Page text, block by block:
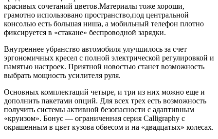
красивых сочетаний цветов.Материалы тоже хороши,
грамотно использовано пространство,под центральной
консолью есть большая ниша, а мобильный телефон плотно
фиксируется в «стакане» беспроводной зарядки.
Внутреннее убранство автомобиля улучшилось за счет
эргономичных кресел с полной электрической регулировкой и
памятью настроек. Приятной новостью станет возможность
выбрать мощность усилителя руля.
Основных комплектаций четыре, и три из них можно еще и
дополнить пакетами опций. Для всех трех есть возможность
получить системы активной безопасности с адаптивным
«круизом». Бонус — ограниченная серия Calligraphy с
окрашенным в цвет кузова обвесом и на «двадцатых» колесах.